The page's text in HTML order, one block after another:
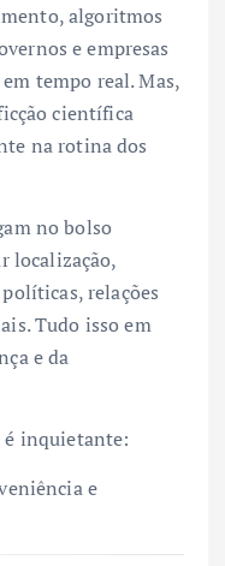
algoritmos
e empresas
tempo real. Mas,
científica
na rotina dos
no bolso
localização,
relações
Tudo isso em
e da
é inquietante:
e